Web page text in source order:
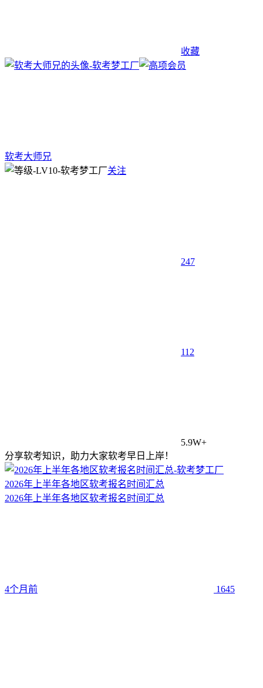
收藏
软考大师兄
关注
247
112
5.9W+
分享软考知识，助力大家软考早日上岸！
2026年上半年各地区软考报名时间汇总
2026年上半年各地区软考报名时间汇总
4个月前 1645